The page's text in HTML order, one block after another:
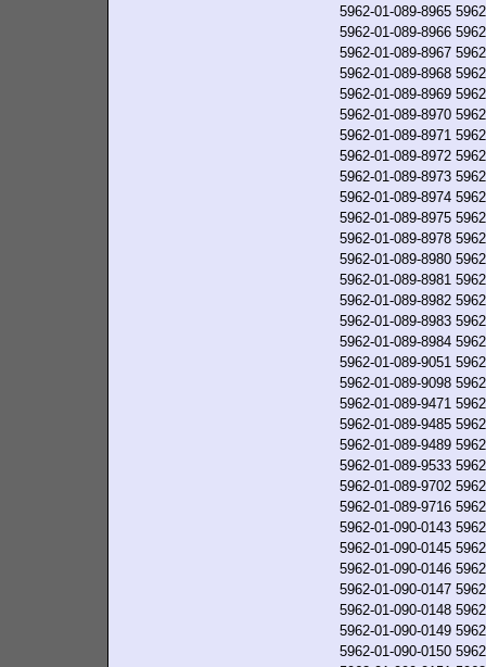
5962-01-089-8965
5962-01-089-8966
5962-01-089-8967
5962-01-089-8968
5962-01-089-8969
5962-01-089-8970
5962-01-089-8971
5962-01-089-8972
5962-01-089-8973
5962-01-089-8974
5962-01-089-8975
5962-01-089-8978
5962-01-089-8980
5962-01-089-8981
5962-01-089-8982
5962-01-089-8983
5962-01-089-8984
5962-01-089-9051
5962-01-089-9098
5962-01-089-9471
5962-01-089-9485
5962-01-089-9489
5962-01-089-9533
5962-01-089-9702
5962-01-089-9716
5962-01-090-0143
5962-01-090-0145
5962-01-090-0146
5962-01-090-0147
5962-01-090-0148
5962-01-090-0149
5962-01-090-0150